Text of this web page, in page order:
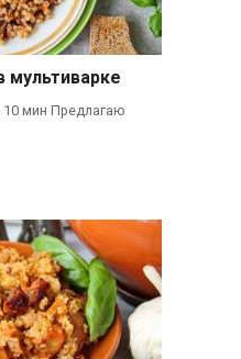
мультиварке
10 мин Предлагаю